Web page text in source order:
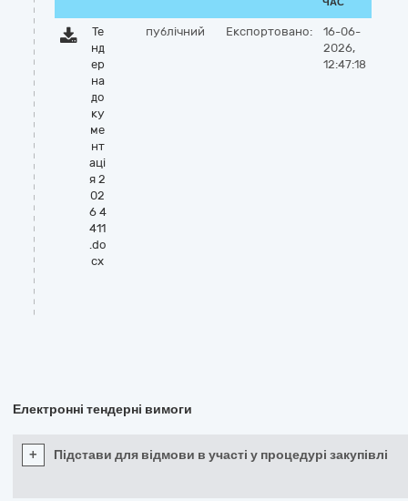
Те
нд
ер
на
до
ку
ме
нт
аці
я 2
02
6 4
411
.do
cx
публічний Експортовано:
16-06-
2026,
12:47:18
Електронні тендерні вимоги
+ Підстави для відмови в участі у процедурі закупівлі